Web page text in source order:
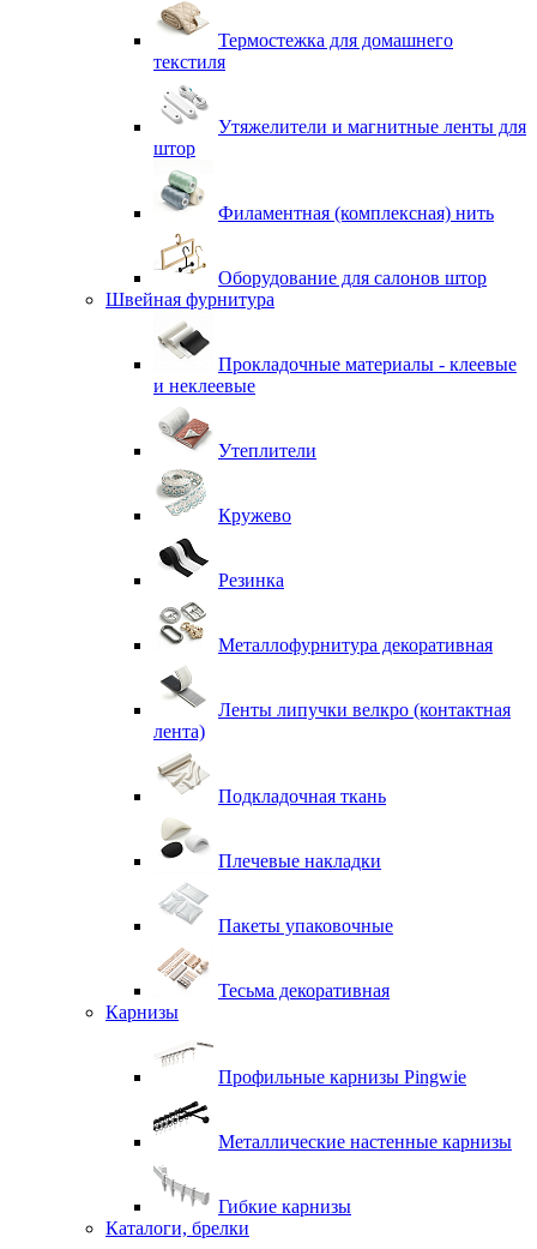
Термостежка для домашнего
текстиля
Утяжелители и магнитные ленты для
штор
Филаментная (комплексная) нить
Оборудование для салонов штор
Швейная фурнитура
Прокладочные материалы - клеевые
и неклеевые
Утеплители
Кружево
Резинка
Металлофурнитура декоративная
Ленты липучки велкро (контактная
лента)
Подкладочная ткань
Плечевые накладки
Пакеты упаковочные
Тесьма декоративная
Карнизы
Профильные карнизы Pingwie
Металлические настенные карнизы
Гибкие карнизы
Каталоги, брелки